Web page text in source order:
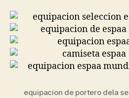
equipacion de portero dela